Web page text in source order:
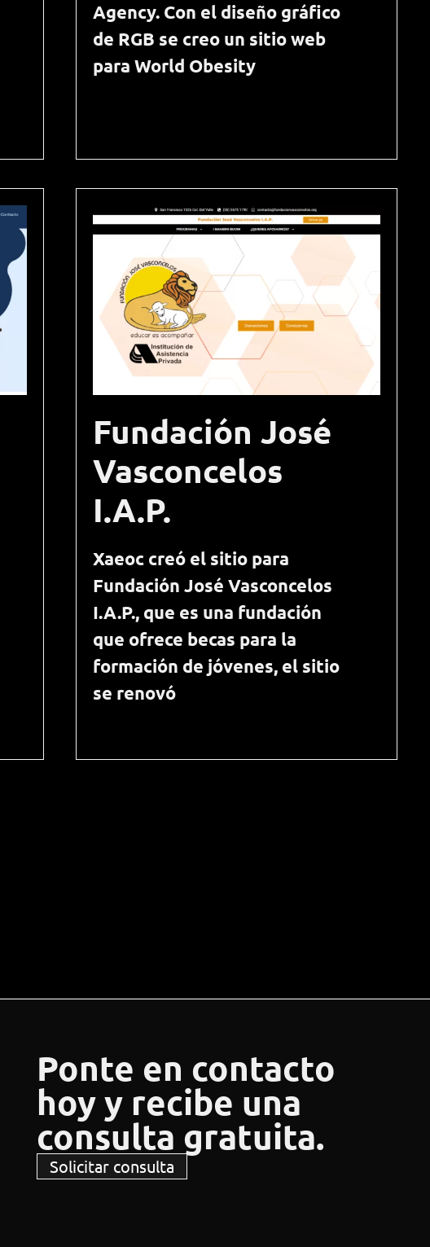
Agency. Con el diseño gráfico
de RGB se creo un sitio web
para World Obesity
Fundación José
Vasconcelos
I.A.P.
Xaeoc creó el sitio para
Fundación José Vasconcelos
I.A.P., que es una fundación
que ofrece becas para la
formación de jóvenes, el sitio
se renovó
Ponte en contacto
hoy y recibe una
consulta gratuita.
Solicitar consulta